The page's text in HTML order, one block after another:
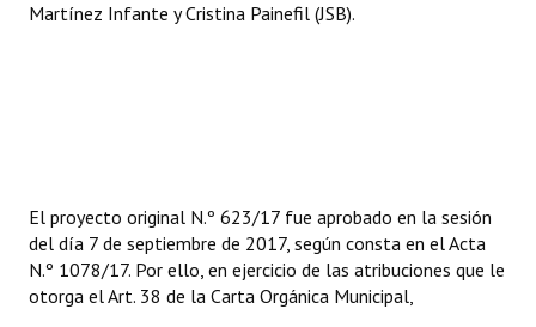
Martínez Infante y Cristina Painefil (JSB).
El proyecto original N.º 623/17 fue aprobado en la sesión
del día 7 de septiembre de 2017, según consta en el Acta
N.º 1078/17. Por ello, en ejercicio de las atribuciones que le
otorga el Art. 38 de la Carta Orgánica Municipal,